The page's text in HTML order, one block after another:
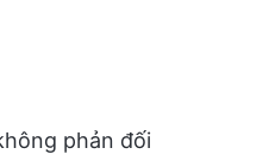
phản đối